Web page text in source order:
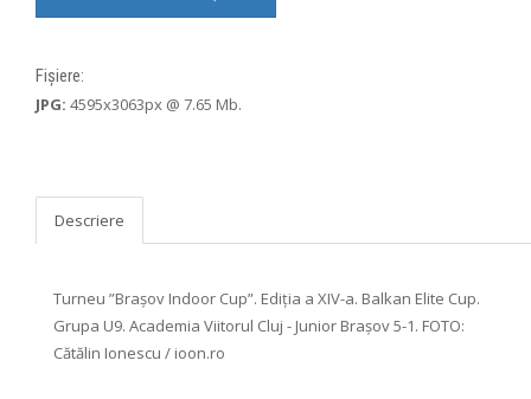
Fișiere:
JPG: 4595x3063px @ 7.65 Mb.
Descriere
Turneu ”Brașov Indoor Cup”. Ediția a XIV-a. Balkan Elite Cup.
Grupa U9. Academia Viitorul Cluj - Junior Brașov 5-1. FOTO:
Cătălin Ionescu / ioon.ro